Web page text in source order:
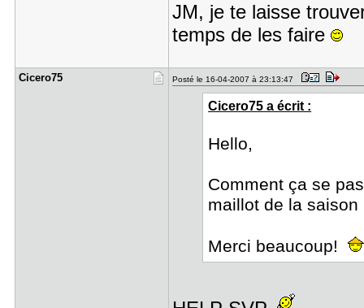
JM, je te laisse
temps de les faire
Cicero75 Posté le 16-04-2007 à 23:13:47
Cicero75 a écrit :
Hello,
Comment ça se
maillot de la
Merci beaucoup!